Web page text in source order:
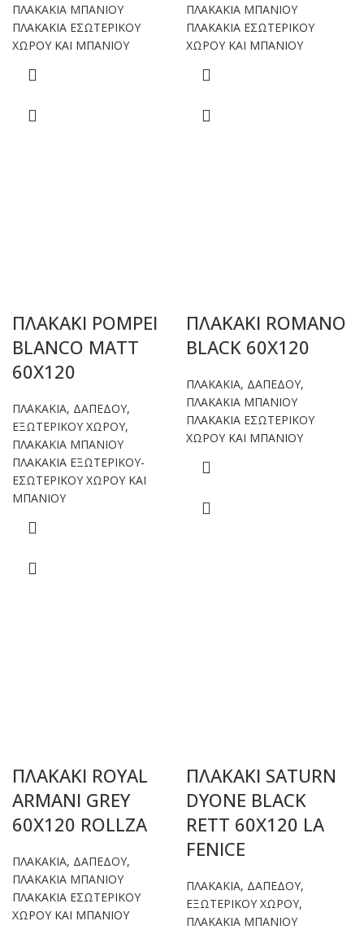
ΠΛΑΚΑΚΙΑ ΜΠΑΝΙΟΥ
ΠΛΑΚΑΚΙΑ ΕΣΩΤΕΡΙΚΟΥ
ΧΩΡΟΥ ΚΑΙ ΜΠΑΝΙΟΥ
ΠΛΑΚΑΚΙΑ ΜΠΑΝΙΟΥ
ΠΛΑΚΑΚΙΑ ΕΣΩΤΕΡΙΚΟΥ
ΧΩΡΟΥ ΚΑΙ ΜΠΑΝΙΟΥ
ΠΛΑΚΑΚΙ POMPEI
BLANCO MATT
60X120
ΠΛΑΚΑΚΙΑ, ΔΑΠΕΔΟΥ,
ΕΞΩΤΕΡΙΚΟΥ ΧΩΡΟΥ,
ΠΛΑΚΑΚΙΑ ΜΠΑΝΙΟΥ
ΠΛΑΚΑΚΙΑ ΕΞΩΤΕΡΙΚΟΥ-
ΕΣΩΤΕΡΙΚΟΥ ΧΩΡΟΥ ΚΑΙ
ΜΠΑΝΙΟΥ
ΠΛΑΚΑΚΙ ROMANO
BLACK 60X120
ΠΛΑΚΑΚΙΑ, ΔΑΠΕΔΟΥ,
ΠΛΑΚΑΚΙΑ ΜΠΑΝΙΟΥ
ΠΛΑΚΑΚΙΑ ΕΣΩΤΕΡΙΚΟΥ
ΧΩΡΟΥ ΚΑΙ ΜΠΑΝΙΟΥ
ΠΛΑΚΑΚΙ ROYAL
ARMANI GREY
60X120 ROLLZA
ΠΛΑΚΑΚΙΑ, ΔΑΠΕΔΟΥ,
ΠΛΑΚΑΚΙΑ ΜΠΑΝΙΟΥ
ΠΛΑΚΑΚΙΑ ΕΣΩΤΕΡΙΚΟΥ
ΧΩΡΟΥ ΚΑΙ ΜΠΑΝΙΟΥ
ΠΛΑΚΑΚΙ SATURN
DYONE BLACK
RETT 60X120 LA
FENICE
ΠΛΑΚΑΚΙΑ, ΔΑΠΕΔΟΥ,
ΕΞΩΤΕΡΙΚΟΥ ΧΩΡΟΥ,
ΠΛΑΚΑΚΙΑ ΜΠΑΝΙΟΥ